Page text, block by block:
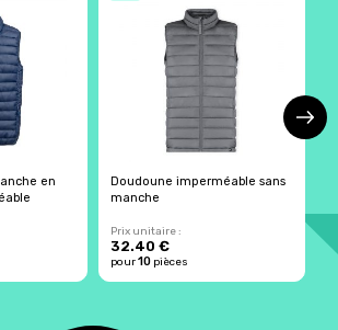
en
Doudoune imperméable sans
manche
Prix unitaire :
32.40 €
pour10 pièces